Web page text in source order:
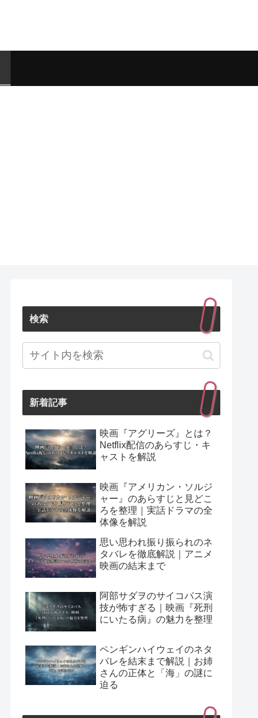
検索
新着記事
映画『アグリーズ』とは？
Netflix配信のあらすじ・キ
ャストを解説
映画『アメリカン・ソルジ
ャー』のあらすじと見どこ
ろを整理｜実話ドラマの全
体像を解説
思い思われ振り振られのネ
タバレを徹底解説｜アニメ
映画の結末まで
阿部サダヲのサイコパス演
技が怖すぎる｜映画『死刑
にいたる病』の魅力を整理
ペンギンハイウェイのネタ
バレを結末まで解説｜お姉
さんの正体と「海」の謎に
迫る